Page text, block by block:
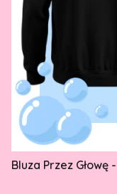
Bluza Przez